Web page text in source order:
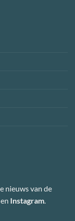
nieuws van de
en Instagram.